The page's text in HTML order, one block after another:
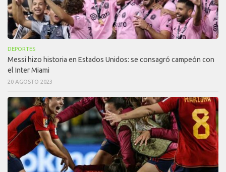
DEPORTES
Messi hizo historia en Estados Unidos: se consagró campeón con
el Inter Miami
20 AGOSTO 2023